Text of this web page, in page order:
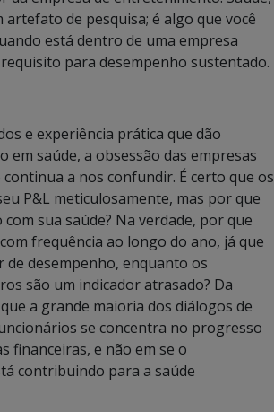
artefato de pesquisa; é algo que você
está dentro de uma empresa
para desempenho sustentado.
e experiência prática que dão
em saúde, a obsessão das empresas
a nos confundir. É certo que os
P&L meticulosamente, mas por que
sua saúde? Na verdade, por que
frequência ao longo do ano, já que
de desempenho, enquanto os
são um indicador atrasado? Da
a grande maioria dos diálogos de
se concentra no progresso
financeiras, e não em se o
contribuindo para a saúde